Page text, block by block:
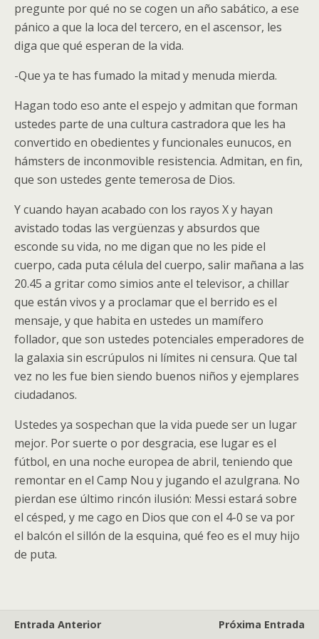
pregunte por qué no se cogen un año sabático, a ese
pánico a que la loca del tercero, en el ascensor, les
diga que qué esperan de la vida.
-Que ya te has fumado la mitad y menuda mierda.
Hagan todo eso ante el espejo y admitan que forman
ustedes parte de una cultura castradora que les ha
convertido en obedientes y funcionales eunucos, en
hámsters de inconmovible resistencia. Admitan, en fin,
que son ustedes gente temerosa de Dios.
Y cuando hayan acabado con los rayos X y hayan
avistado todas las vergüenzas y absurdos que
esconde su vida, no me digan que no les pide el
cuerpo, cada puta célula del cuerpo, salir mañana a las
20.45 a gritar como simios ante el televisor, a chillar
que están vivos y a proclamar que el berrido es el
mensaje, y que habita en ustedes un mamífero
follador, que son ustedes potenciales emperadores de
la galaxia sin escrúpulos ni límites ni censura. Que tal
vez no les fue bien siendo buenos niños y ejemplares
ciudadanos.
Ustedes ya sospechan que la vida puede ser un lugar
mejor. Por suerte o por desgracia, ese lugar es el
fútbol, en una noche europea de abril, teniendo que
remontar en el Camp Nou y jugando el azulgrana. No
pierdan ese último rincón ilusión: Messi estará sobre
el césped, y me cago en Dios que con el 4-0 se va por
el balcón el sillón de la esquina, qué feo es el muy hijo
de puta.
Entrada Anterior
Próxima Entrada